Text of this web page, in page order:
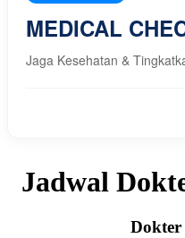
MEDICAL
Jaga Kesehatan &
Jadwal
Dokter